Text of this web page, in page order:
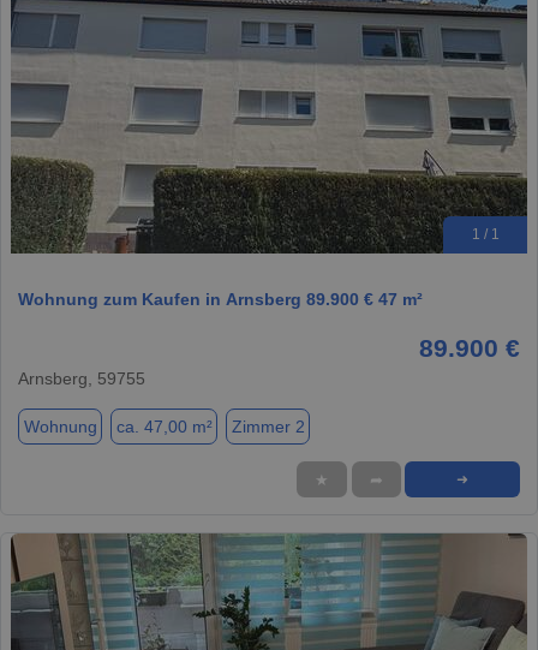
1 / 1
Wohnung zum Kaufen in Arnsberg 89.900 € 47 m²
89.900 €
Arnsberg, 59755
Wohnung ca. 47,00 m² Zimmer 2
★ ➦ ➜